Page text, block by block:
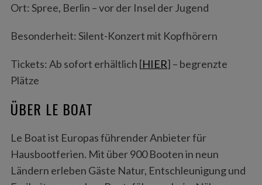
Ort: Spree, Berlin – vor der Insel der Jugend
Besonderheit: Silent-Konzert mit Kopfhörern
Tickets: Ab sofort erhältlich [HIER] – begrenzte
Plätze
ÜBER LE BOAT
Le Boat ist Europas führender Anbieter für
Hausbootferien. Mit über 900 Booten in neun
Ländern erleben Gäste Natur, Entschleunigung und